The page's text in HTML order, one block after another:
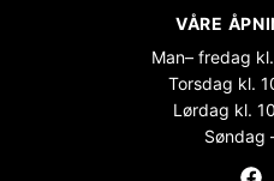
VÅRE
Man– fredag
Torsdag kl.
Lørdag kl.
Søndag